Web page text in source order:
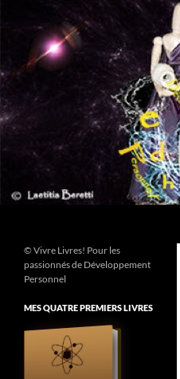
contenu
© Vivre Livres! Pour les
passionnés de Développement
Personnel
MES QUATRE PREMIERS LIVRES